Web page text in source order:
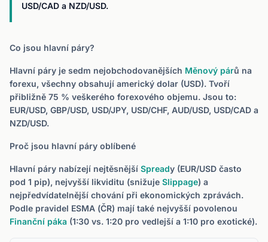
USD/CAD a NZD/USD.
Co jsou hlavní páry?
Hlavní páry je sedm nejobchodovanějších Měnový párů na
forexu, všechny obsahují americký dolar (USD). Tvoří
přibližně 75 % veškerého forexového objemu. Jsou to:
EUR/USD, GBP/USD, USD/JPY, USD/CHF, AUD/USD, USD/CAD a
NZD/USD.
Proč jsou hlavní páry oblíbené
Hlavní páry nabízejí nejtěsnější Spready (EUR/USD často
pod 1 pip), nejvyšší likviditu (snižuje Slippage) a
nejpředvídatelnější chování při ekonomických zprávách.
Podle pravidel ESMA (ČR) mají také nejvyšší povolenou
Finanční páka (1:30 vs. 1:20 pro vedlejší a 1:10 pro exotické).